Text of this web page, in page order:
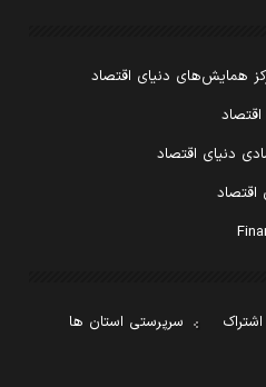
همایش‌های دنیای اقتصاد
دنیای اقتصاد
اقتصاد
اشتراک
سرپرستی استان ها